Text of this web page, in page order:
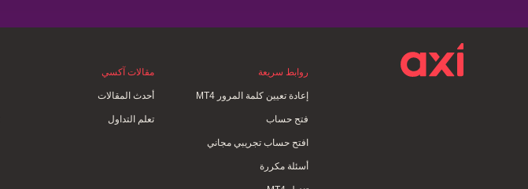
روابط سريعة
إعادة تعيين كلمة المرور MT4
فتح حساب
افتح حساب تجريبي مجاني
أسئلة مكررة
مقالات آكسي
أحدث المقالات
تعلم التداول